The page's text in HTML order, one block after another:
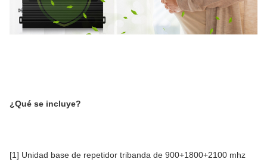
¿Qué se incluye?
[1] Unidad base de repetidor tribanda de 900+1800+2100 mhz